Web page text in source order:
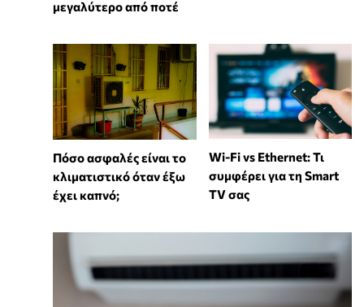
μεγαλύτερο από ποτέ
Πόσο ασφαλές είναι το
κλιματιστικό όταν έξω
έχει καπνό;
Wi-Fi vs Ethernet: Τι
συμφέρει για τη Smart
TV σας